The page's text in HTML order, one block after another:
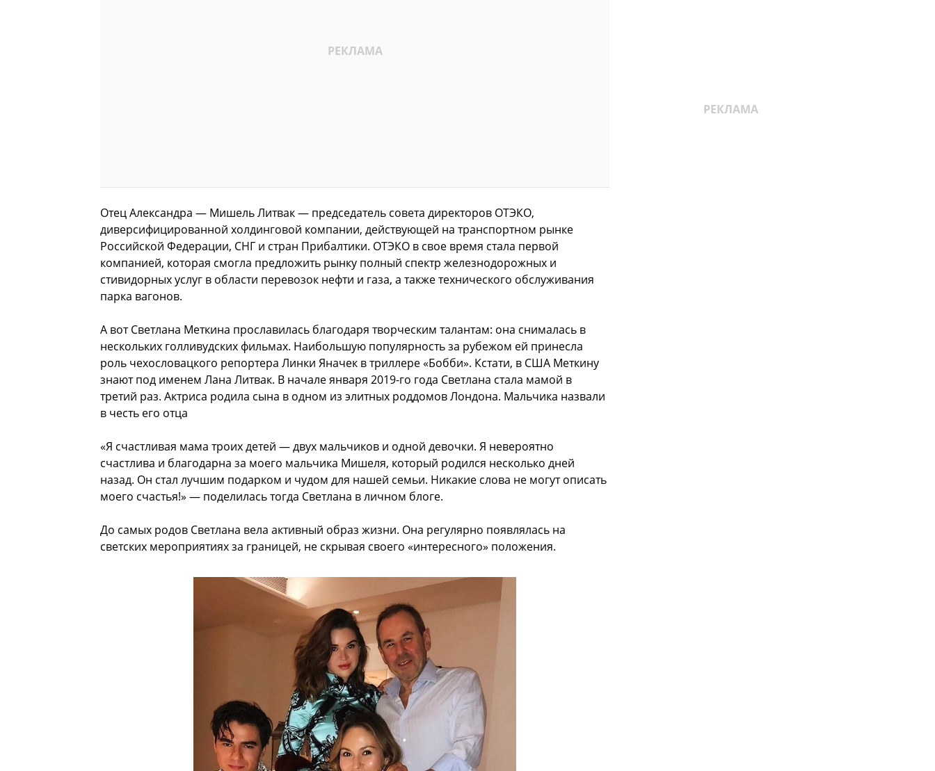
Отец Александра — Мишель Литвак — председатель совета директоров ОТЭКО,
диверсифицированной холдинговой компании, действующей на транспортном рынке
Российской Федерации, СНГ и стран Прибалтики. ОТЭКО в свое время стала первой
компанией, которая смогла предложить рынку полный спектр железнодорожных и
стивидорных услуг в области перевозок нефти и газа, а также технического обслуживания
парка вагонов.
А вот Светлана Меткина прославилась благодаря творческим талантам: она снималась в
нескольких голливудских фильмах. Наибольшую популярность за рубежом ей принесла
роль чехословацкого репортера Линки Яначек в триллере «Бобби». Кстати, в США Меткину
знают под именем Лана Литвак. В начале января 2019-го года Светлана стала мамой в
третий раз. Актриса родила сына в одном из элитных роддомов Лондона. Мальчика назвали
в честь его отца
«Я счастливая мама троих детей — двух мальчиков и одной девочки. Я невероятно
счастлива и благодарна за моего мальчика Мишеля, который родился несколько дней
назад. Он стал лучшим подарком и чудом для нашей семьи. Никакие слова не могут описать
моего счастья!» — поделилась тогда Светлана в личном блоге.
До самых родов Светлана вела активный образ жизни. Она регулярно появлялась на
светских мероприятиях за границей, не скрывая своего «интересного» положения.